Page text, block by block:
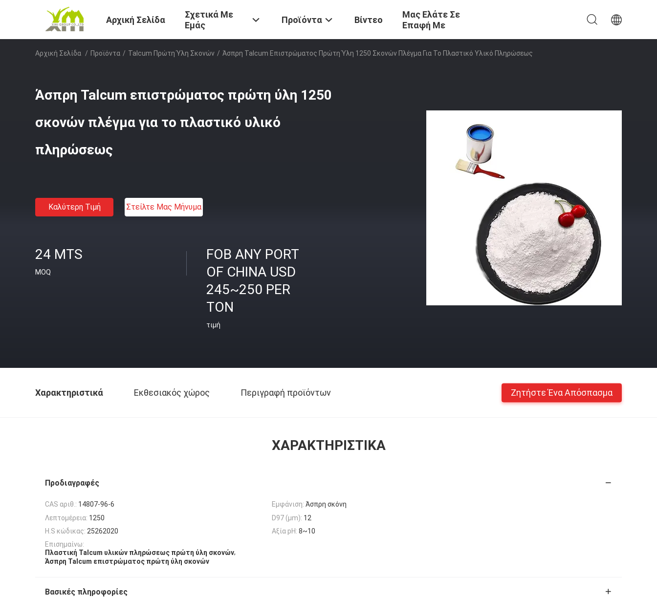
Αρχική Σελίδα
Σχετικά Με
Εμάς
Προϊόντα Βίντεο
Μας Ελάτε Σε
Επαφή Με
Αρχική Σελίδα / Προϊόντα / Talcum Πρώτη Ύλη Σκονών / Άσπρη Talcum Επιστρώματος Πρώτη Ύλη 1250 Σκονών Πλέγμα Για Το Πλαστικό Υλικό Πληρώσεως
Άσπρη Talcum επιστρώματος πρώτη ύλη 1250
σκονών πλέγμα για το πλαστικό υλικό
πληρώσεως
Καλύτερη Τιμή Στείλτε Μας Μήνυμα
24 MTS
MOQ
FOB ANY PORT
OF CHINA USD
245~250 PER
TON
τιμή
Χαρακτηριστικά Εκθεσιακός χώρος Περιγραφή προϊόντων Ζητήστε Ένα Απόσπασμα
ΧΑΡΑΚΤΗΡΙΣΤΙΚΆ
Προδιαγραφές
CAS αριθ.: 14807-96-6 Εμφάνιση: Άσπρη σκόνη
Λεπτομέρεια: 1250 D97 (μm): 12
H.S κώδικας: 25262020 Αξία pH: 8~10
Επισημαίνω:
Πλαστική Talcum υλικών πληρώσεως πρώτη ύλη σκονών,
Άσπρη Talcum επιστρώματος πρώτη ύλη σκονών
Βασικές πληροφορίες